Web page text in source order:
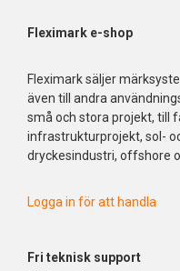
Fleximark e-shop
Fleximark säljer
även till andra
små och stora projekt, till
infrastrukturprojekt, sol-
dryckesindustri, offshore
Logga in för att handla
Fri teknisk support